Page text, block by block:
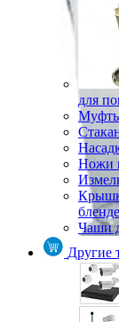
для
Муфты
Ножи
Чаши
Другие